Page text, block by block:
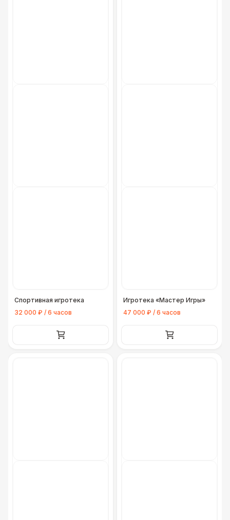
Спортивная игротека
32 000 ₽ / 6 часов
Игротека «Мастер Игры»
47 000 ₽ / 6 часов